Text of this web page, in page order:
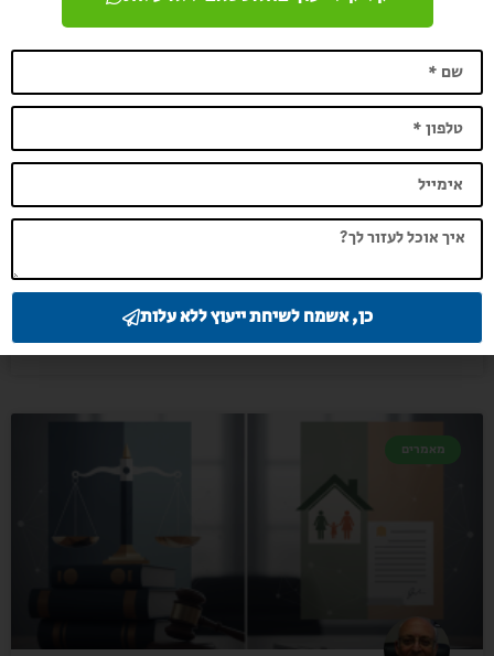
מה ההבדל בין גישור לבין ייצוג משפטי אצל
עו"ד אברהם הופרט?
כאשר ניצב בפנינו סכסוך משפטי, עולות שאלות רבות לגבי הדרך
הנכונה ביותר לפתור אותו. האם כדאי לפנות להליך של גישור,
המעודד פשרה והסכמה, או דווקא
קראו עוד »
מאמרים
כן, אשמח לשיחת ייעוץ ללא עלות